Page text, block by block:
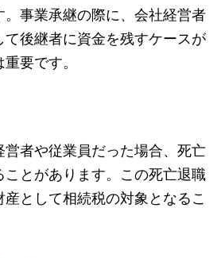
事業承継の際に、会社経営者
て後継者に資金を残すケースが
要です。
者や従業員だった場合、死亡
とがあります。この死亡退職
として相続税の対象となるこ